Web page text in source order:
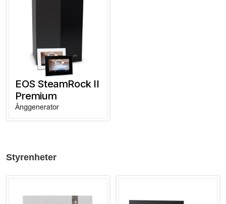
EOS SteamRock II
Premium
Ånggenerator
Styrenheter